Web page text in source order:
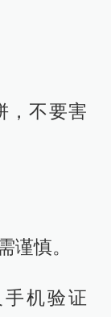
，不要害
谨慎。
机验证